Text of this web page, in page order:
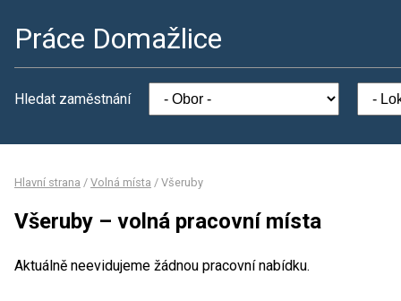
Práce Domažlice
Hledat zaměstnání
Hlavní strana / Volná místa / Všeruby
Všeruby – volná pracovní místa
Aktuálně neevidujeme žádnou pracovní nabídku.